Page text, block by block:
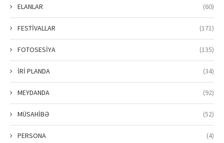
ELANLAR (60)
FESTİVALLAR (171)
FOTOSESİYA (135)
İRİ PLANDA (34)
MEYDANDA (92)
MÜSAHİBƏ (52)
PERSONA (4)